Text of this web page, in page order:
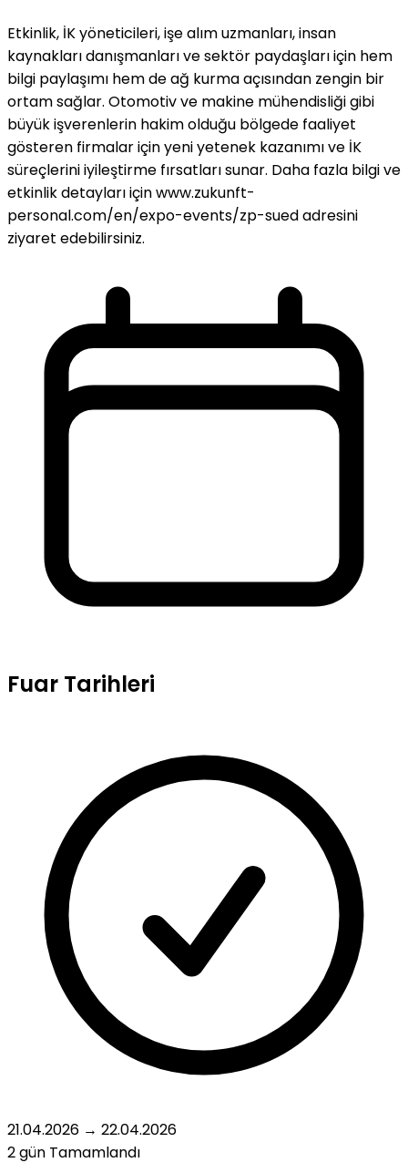
Etkinlik, İK yöneticileri, işe alım uzmanları, insan
kaynakları danışmanları ve sektör paydaşları için hem
bilgi paylaşımı hem de ağ kurma açısından zengin bir
ortam sağlar. Otomotiv ve makine mühendisliği gibi
büyük işverenlerin hakim olduğu bölgede faaliyet
gösteren firmalar için yeni yetenek kazanımı ve İK
süreçlerini iyileştirme fırsatları sunar. Daha fazla bilgi ve
etkinlik detayları için www.zukunft-
personal.com/en/expo-events/zp-sued adresini
ziyaret edebilirsiniz.
Fuar Tarihleri
21.04.2026 → 22.04.2026
2 gün Tamamlandı